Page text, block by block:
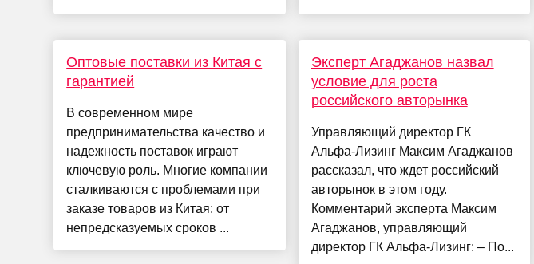
Оптовые поставки из Китая с
гарантией
В современном мире
предпринимательства качество и
надежность поставок играют
ключевую роль. Многие компании
сталкиваются с проблемами при
заказе товаров из Китая: от
непредсказуемых сроков ...
Эксперт Агаджанов назвал
условие для роста
российского авторынка
Управляющий директор ГК
Альфа-Лизинг Максим Агаджанов
рассказал, что ждет российский
авторынок в этом году.
Комментарий эксперта Максим
Агаджанов, управляющий
директор ГК Альфа-Лизинг: – По...